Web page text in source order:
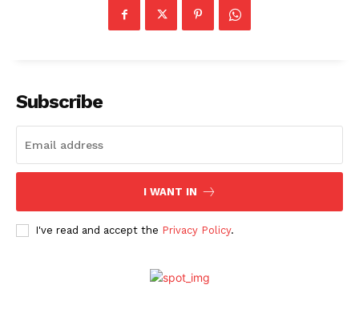
Subscribe
I WANT IN
I've read and accept the Privacy Policy.